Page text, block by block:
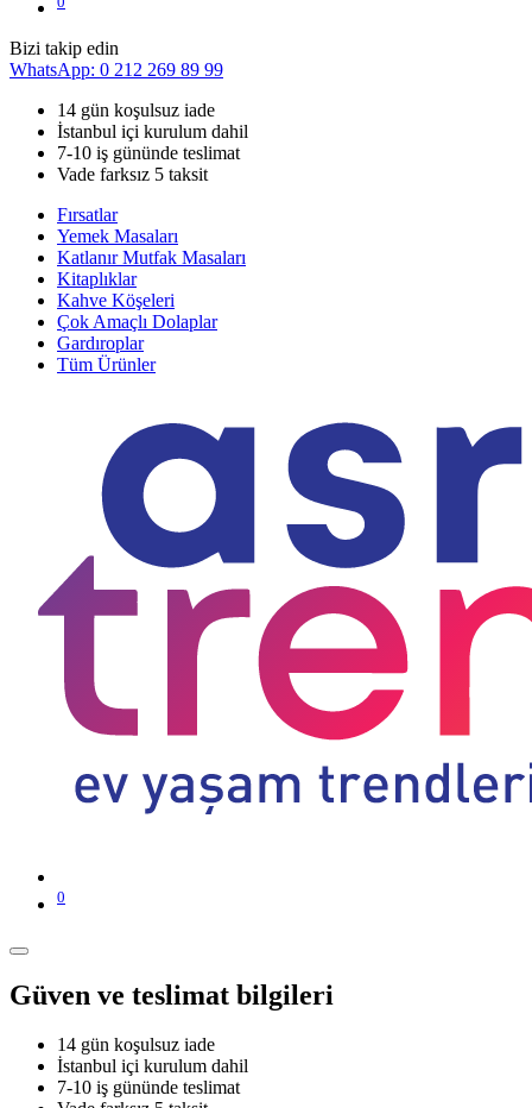
Bizi takip edin
WhatsApp: 0 212 269 89 99
14 gün koşulsuz iade
İstanbul içi kurulum dahil
7-10 iş gününde teslimat
Vade farksız 5 taksit
Fırsatlar
Yemek Masaları
Katlanır Mutfak Masaları
Kitaplıklar
Kahve Köşeleri
Çok Amaçlı Dolaplar
Gardıroplar
Tüm Ürünler
0
Güven ve teslimat bilgileri
14 gün koşulsuz iade
İstanbul içi kurulum dahil
7-10 iş gününde teslimat